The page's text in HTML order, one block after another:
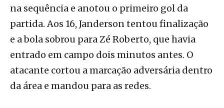
na sequência e anotou o primeiro gol da
partida. Aos 16, Janderson tentou finalização
e a bola sobrou para Zé Roberto, que havia
entrado em campo dois minutos antes. O
atacante cortou a marcação adversária dentro
da área e mandou para as redes.